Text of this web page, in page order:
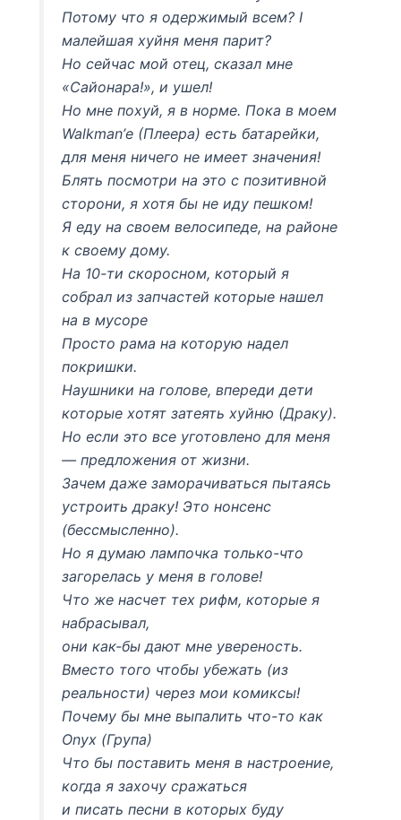
Потому что я одержимый всем? І
малейшая хуйня меня парит?
Но сейчас мой отец, сказал мне
«Сайонара!», и ушел!
Но мне похуй, я в норме. Пока в моем
Walkman’е (Плеера) есть батарейки,
для меня ничего не имеет значения!
Блять посмотри на это с позитивной
сторони, я хотя бы не иду пешком!
Я еду на своем велосипеде, на районе
к своему дому.
На 10-ти скоросном, который я
собрал из запчастей которые нашел
на в мусоре
Просто рама на которую надел
покришки.
Наушники на голове, впереди дети
которые хотят затеять хуйню (Драку).
Но если это все уготовлено для меня
— предложения от жизни.
Зачем даже заморачиваться пытаясь
устроить драку! Это нонсенс
(бессмысленно).
Но я думаю лампочка только-что
загорелась у меня в голове!
Что же насчет тех рифм, которые я
набрасывал,
они как-бы дают мне увереность.
Вместо того чтобы убежать (из
реальности) через мои комиксы!
Почему бы мне выпалить что-то как
Onyx (Група)
Что бы поставить меня в настроение,
когда я захочу сражаться
и писать песни в которых буду